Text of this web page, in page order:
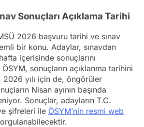
Sonuçları Açıklama Tarihi
2026 başvuru tarihi ve sınav
bir konu. Adaylar, sınavdan
içerisinde sonuçlarını
sonuçların açıklanma tarihini
2026 yılı için de, öngörüler
Nisan ayının başında
Sonuçlar, adayların T.C.
şifreleri ile ÖSYM’nin resmi web